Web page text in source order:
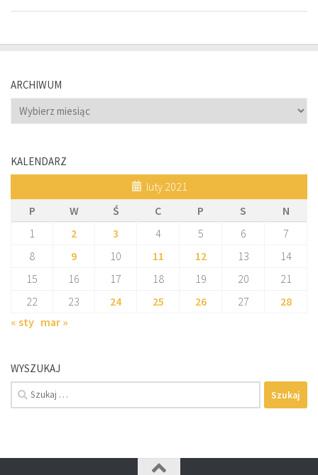
ARCHIWUM
Archiwum
KALENDARZ
luty 2021
P
W Ś C P S
N
1
2 3 4 5 6
7
8
9 10 11 12 13
14
15
16 17 18 19 20
21
22
23 24 25 26 27
28
« sty mar »
WYSZUKAJ
Szukaj: